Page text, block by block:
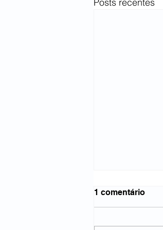
Posts recentes
1 comentário